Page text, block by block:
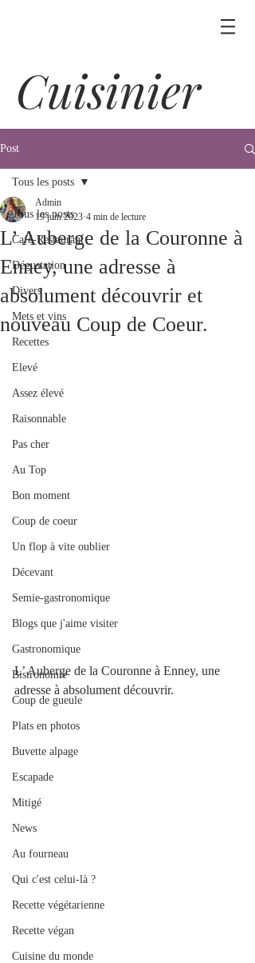
Cuisinier
Post
Tous les posts
Café-Restaurant
Dégustation
Divers
Mets et vins
Recettes
Elevé
Assez élevé
Raisonnable
Pas cher
Au Top
Bon moment
Coup de coeur
Un flop à vite oublier
Décevant
Semie-gastronomique
Blogs que j'aime visiter
Gastronomique
Bistronomie
Coup de gueule
Plats en photos
Buvette alpage
Escapade
Mitigé
News
Au fourneau
Qui c'est celui-là ?
Recette végétarienne
Recette végan
Cuisine du monde
Tous les posts
L’ Auberge de la Couronne à
Enney, une adresse à
absolument découvrir et
nouveau Coup de Coeur.
Admin
19 juin 2023 4 min de lecture
L’ Auberge de la Couronne à Enney, une
adresse à absolument découvrir.